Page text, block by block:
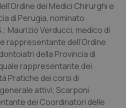
urogenitali
dei Medici Chirurghi e
di Perugia, nominato
Maurizio Verducci, medico di
rappresentante dell’Ordine
della Provincia di
rappresentante dei
Pratiche dei corsi di
attivi; Scarponi
dei Coordinatori delle